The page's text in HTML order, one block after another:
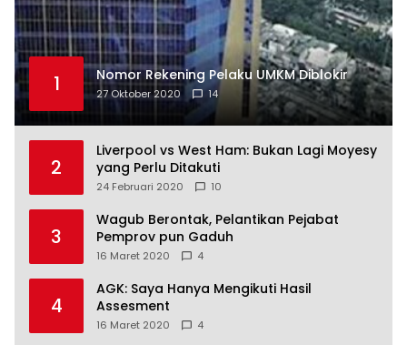
1 Nomor Rekening Pelaku UMKM Diblokir
27 Oktober 2020 14
2
Liverpool vs West Ham: Bukan Lagi Moyesy
yang Perlu Ditakuti
24 Februari 2020 10
3
Wagub Berontak, Pelantikan Pejabat
Pemprov pun Gaduh
16 Maret 2020 4
4
AGK: Saya Hanya Mengikuti Hasil
Assesment
16 Maret 2020 4